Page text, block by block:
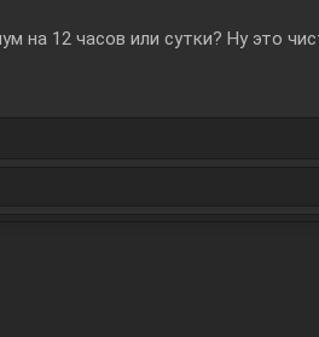
на 12 часов или сутки? Ну это